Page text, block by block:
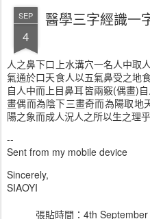
SEP
4
醫學三字經識一
人之鼻下口上水溝穴一名人中取
氣通於口天食人以五氣鼻受之地
自人中而上目鼻耳皆兩竅(偶畫)
畫偶而為陰下三畫奇而為陽取地
陽之象而成人況人之所以生之理
--
Sent from my mobile device
Sincerely,
SIAOYI
張貼時間： 4th